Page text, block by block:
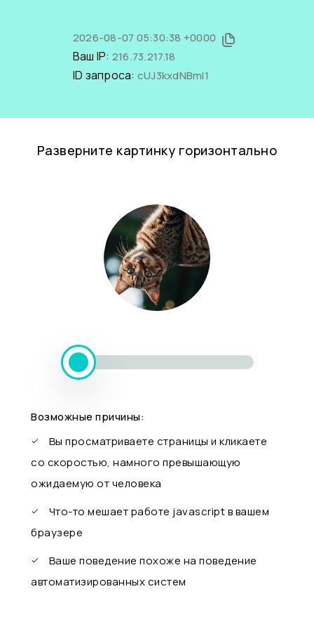
2026-08-07 05:30:38 +0000
Ваш IP: 216.73.217.18
ID запроса: cUJ3kxdNBmI1
Разверните картинку горизонтально
Возможные причины:
Вы просматриваете страницы и кликаете
со скоростью, намного превышающую
ожидаемую от человека
Что-то мешает работе javascript в вашем
браузере
Ваше поведение похоже на поведение
автоматизированных систем